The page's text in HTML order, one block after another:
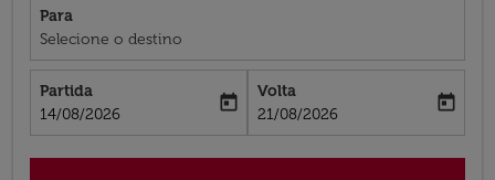
Para
Selecione o destino
Partida
fc-booking-departure-date-aria-label
14/08/2026
today
Volta
fc-booking-return-date-aria-label
21/08/2026
today